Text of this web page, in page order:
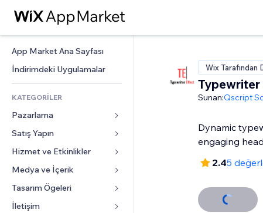
App Market Ana Sayfası
İndirimdeki Uygulamalar
KATEGORİLER
Pazarlama
Reklamlar
Mobil
Site Analizleri
Sosyal Ağ
Satış Yapın
Mağazalar için uygulamalar
Gönderim ve Teslimat
Satış Düğmeleri
Hizmet ve Etkinlikler
Oteller
Etkinlikler
Restoranlar
Medya ve İçerik
Galeri
Müzik
Tasarım Ögeleri
Haritalar ve Navigasyon
Wix Tarafından
Sunan:Qscript
Dynamic
engaging
2.45